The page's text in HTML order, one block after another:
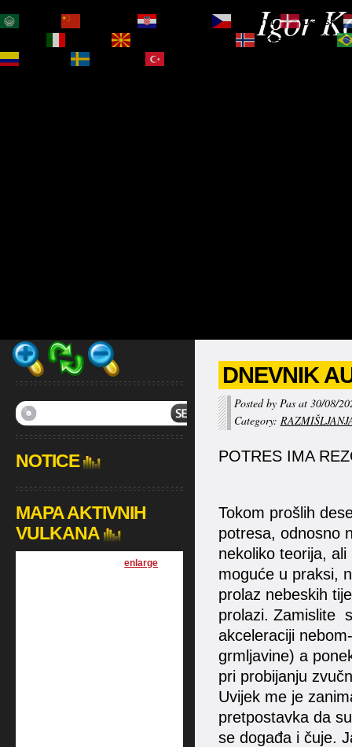
Igor
DNEVNIK
Posted by Pas at 30/08/
Category:
POTRES IMA
Tokom prošlih
potresa, odnosno
nekoliko teorija,
moguće u praksi,
prolaz nebeskih
prolazi. Zamislite
akceleraciji
grmljavine) a
pri probijanju
Uvijek me je
pretpostavka da
se događa i čuje.
NOTICE
MAPA AKTIVNIH
VULKANA
[enlarge
Čeština‎
Dansk
Norsk bokmål